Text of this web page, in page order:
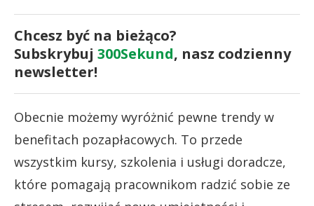
Chcesz być na bieżąco?
Subskrybuj 300Sekund, nasz codzienny
newsletter!
Obecnie możemy wyróżnić pewne trendy w
benefitach pozapłacowych. To przede
wszystkim kursy, szkolenia i usługi doradcze,
które pomagają pracownikom radzić sobie ze